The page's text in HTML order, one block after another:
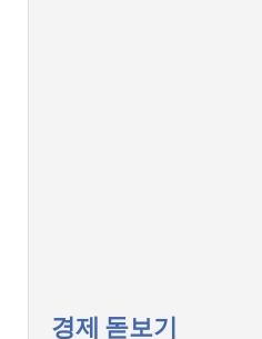
경제 돋보기